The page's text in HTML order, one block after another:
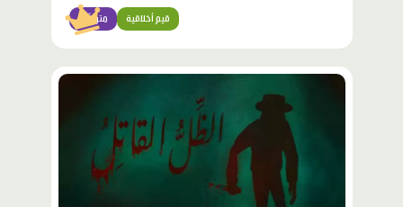
متوسّط قيم أخلاقية
محتوى